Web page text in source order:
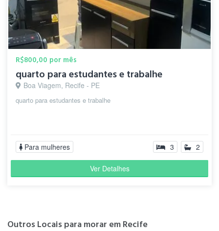
R$800,00 por mês
quarto para estudantes e trabalhe
Boa Viagem, Recife - PE
quarto para estudantes e trabalhe
Para mulheres 3 2
Ver Detalhes
Outros Locais para morar em Recife